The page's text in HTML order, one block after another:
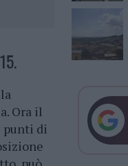
Ora il
punti di